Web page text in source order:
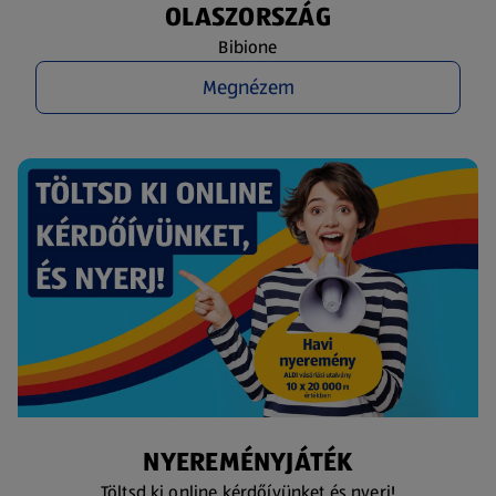
OLASZORSZÁG
Bibione
Megnézem
NYEREMÉNYJÁTÉK